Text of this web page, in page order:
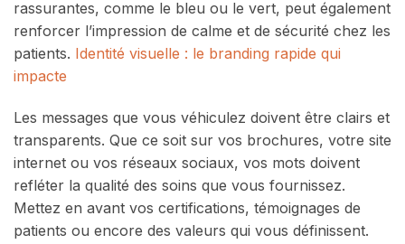
rassurantes, comme le bleu ou le vert, peut également
renforcer l’impression de calme et de sécurité chez les
patients. Identité visuelle : le branding rapide qui
impacte
Les messages que vous véhiculez doivent être clairs et
transparents. Que ce soit sur vos brochures, votre site
internet ou vos réseaux sociaux, vos mots doivent
refléter la qualité des soins que vous fournissez.
Mettez en avant vos certifications, témoignages de
patients ou encore des valeurs qui vous définissent.